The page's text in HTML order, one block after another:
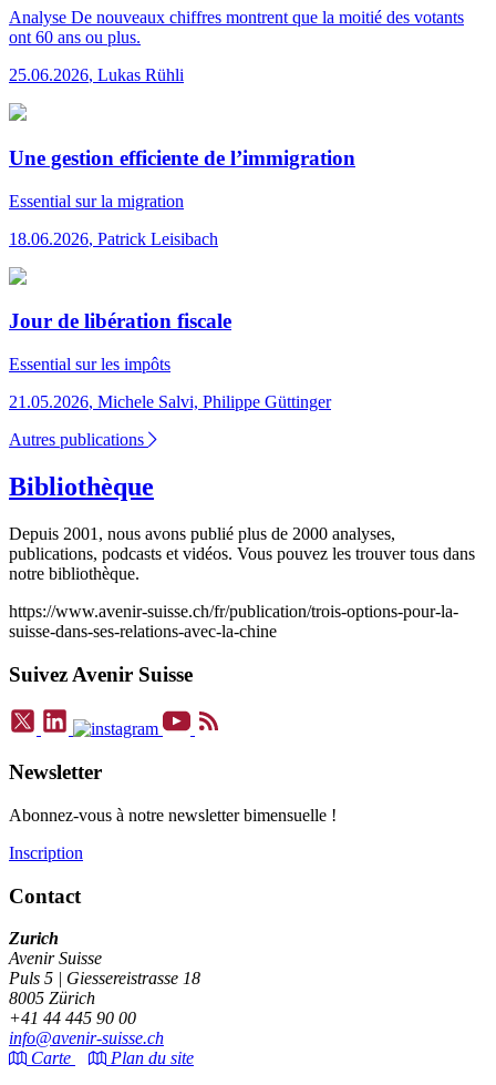
Analyse De nouveaux chiffres montrent que la moitié des votants
ont 60 ans ou plus.
25.06.2026, Lukas Rühli
Une gestion efficiente de l’immigration
Essential sur la migration
18.06.2026, Patrick Leisibach
Jour de libération fiscale
Essential sur les impôts
21.05.2026, Michele Salvi, Philippe Güttinger
Autres publications
Bibliothèque
Depuis 2001, nous avons publié plus de 2000 analyses,
publications, podcasts et vidéos. Vous pouvez les trouver tous dans
notre bibliothèque.
https://www.avenir-suisse.ch/fr/publication/trois-options-pour-la-
suisse-dans-ses-relations-avec-la-chine
Suivez Avenir Suisse
Newsletter
Abonnez-vous à notre newsletter bimensuelle !
Inscription
Contact
Zurich
Avenir Suisse
Puls 5 | Giessereistrasse 18
8005 Zürich
+41 44 445 90 00
info@avenir-suisse.ch
Carte
Plan du site